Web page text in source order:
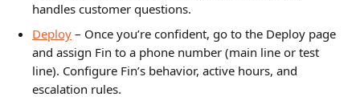
handles customer questions.
Deploy – Once you’re confident, go to the Deploy page
and assign Fin to a phone number (main line or test
line). Configure Fin’s behavior, active hours, and
escalation rules.